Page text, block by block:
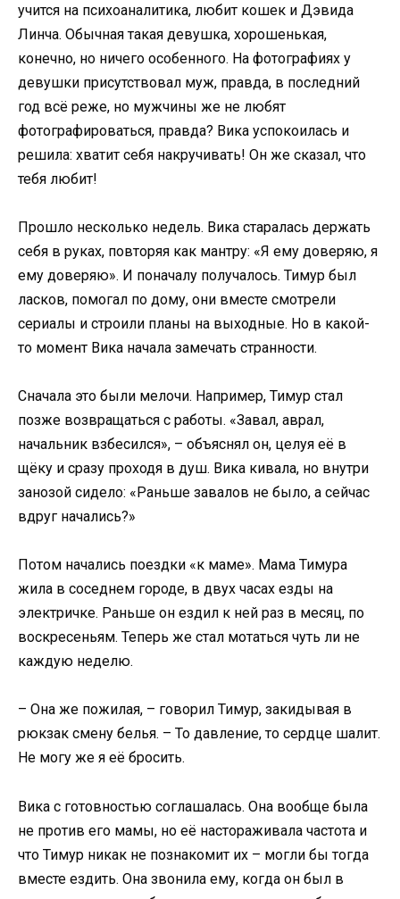
учится на психоаналитика, любит кошек и Дэвида
Линча. Обычная такая девушка, хорошенькая,
конечно, но ничего особенного. На фотографиях у
девушки присутствовал муж, правда, в последний
год всё реже, но мужчины же не любят
фотографироваться, правда? Вика успокоилась и
решила: хватит себя накручивать! Он же сказал, что
тебя любит!
Прошло несколько недель. Вика старалась держать
себя в руках, повторяя как мантру: «Я ему доверяю, я
ему доверяю». И поначалу получалось. Тимур был
ласков, помогал по дому, они вместе смотрели
сериалы и строили планы на выходные. Но в какой-
то момент Вика начала замечать странности.
Сначала это были мелочи. Например, Тимур стал
позже возвращаться с работы. «Завал, аврал,
начальник взбесился», – объяснял он, целуя её в
щёку и сразу проходя в душ. Вика кивала, но внутри
занозой сидело: «Раньше завалов не было, а сейчас
вдруг начались?»
Потом начались поездки «к маме». Мама Тимура
жила в соседнем городе, в двух часах езды на
электричке. Раньше он ездил к ней раз в месяц, по
воскресеньям. Теперь же стал мотаться чуть ли не
каждую неделю.
– Она же пожилая, – говорил Тимур, закидывая в
рюкзак смену белья. – То давление, то сердце шалит.
Не могу же я её бросить.
Вика с готовностью соглашалась. Она вообще была
не против его мамы, но её настораживала частота и
что Тимур никак не познакомит их – могли бы тогда
вместе ездить. Она звонила ему, когда он был в